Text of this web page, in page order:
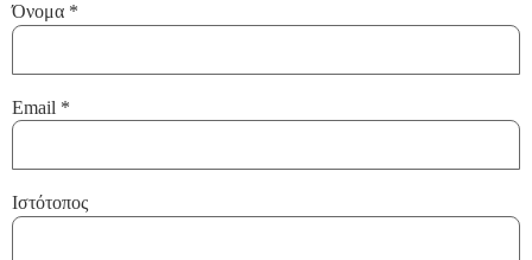
Όνομα *
Email *
Ιστότοπος